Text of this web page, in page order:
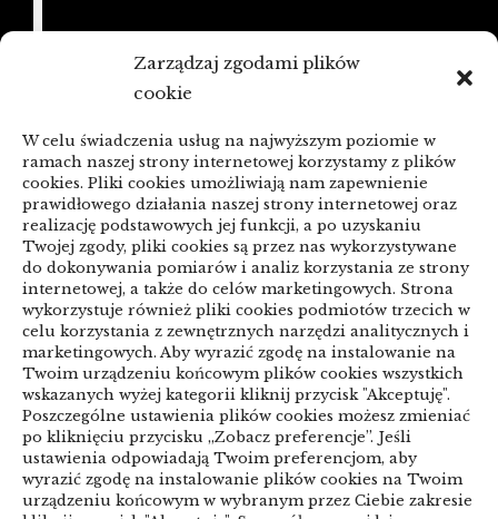
Zarządzaj zgodami plików
cookie
W celu świadczenia usług na najwyższym poziomie w
ramach naszej strony internetowej korzystamy z plików
cookies. Pliki cookies umożliwiają nam zapewnienie
prawidłowego działania naszej strony internetowej oraz
realizację podstawowych jej funkcji, a po uzyskaniu
Twojej zgody, pliki cookies są przez nas wykorzystywane
do dokonywania pomiarów i analiz korzystania ze strony
internetowej, a także do celów marketingowych. Strona
wykorzystuje również pliki cookies podmiotów trzecich w
celu korzystania z zewnętrznych narzędzi analitycznych i
marketingowych. Aby wyrazić zgodę na instalowanie na
Twoim urządzeniu końcowym plików cookies wszystkich
wskazanych wyżej kategorii kliknij przycisk "Akceptuję".
Poszczególne ustawienia plików cookies możesz zmieniać
po kliknięciu przycisku „Zobacz preferencje”. Jeśli
ustawienia odpowiadają Twoim preferencjom, aby
wyrazić zgodę na instalowanie plików cookies na Twoim
urządzeniu końcowym w wybranym przez Ciebie zakresie
KSeF a zaległe faktury: porządkowanie
przed zmianą
linki z nap
Categories
ARTYKUŁ SPONSOROWANY
Biznes & Finanse
Budownictwo & Przemysł Dom & Ogród
Edukacja & Rozrywka Inne
Motoryzacja Sport & Turystyka
Technologie Uroda & Lifestyle Usługi